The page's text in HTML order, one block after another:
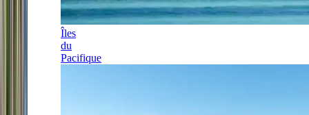
Îles
du
Pacifique